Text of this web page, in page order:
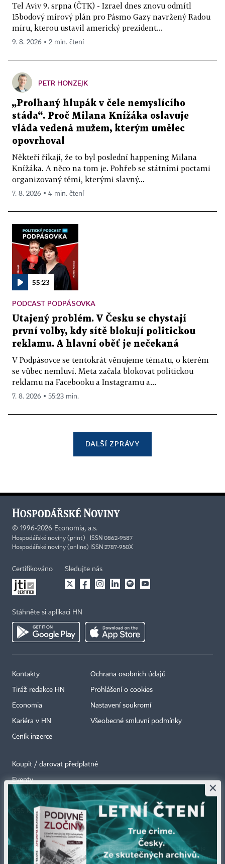
Tel Aviv 9. srpna (ČTK) - Izrael dnes znovu odmítl
15bodový mírový plán pro Pásmo Gazy navržený Radou
míru, kterou ustavil americký prezident...
9. 8. 2026 ▪ 2 min. čtení
PETR HONZEJK
„Prolhaný hlupák v čele nemyslícího
stáda“. Proč Milana Knížáka oslavuje
vláda vedená mužem, kterým umělec
opovrhoval
Někteří říkají, že to byl poslední happening Milana
Knížáka. A něco na tom je. Pohřeb se státními poctami
organizovaný těmi, kterými slavný...
7. 8. 2026 ▪ 4 min. čtení
55:23
PODCAST PODPÁSOVKA
Utajený problém. V Česku se chystají
první volby, kdy sítě blokují politickou
reklamu. A hlavní oběť je nečekaná
V Podpásovce se tentokrát věnujeme tématu, o kterém
se vůbec nemluví. Meta začala blokovat politickou
reklamu na Facebooku a Instagramu a...
7. 8. 2026 ▪ 55:23 min.
DALŠÍ ZPRÁVY
© 1996-2026 Economia, a.s.
Hospodářské noviny (print) ISSN 0862-9587
Hospodářské noviny (online) ISSN 2787-950X
Certifikováno Sledujte nás
Stáhněte si aplikaci HN
Kontakty
Tiráž redakce HN
Economia
Kariéra v HN
Ceník inzerce
Ochrana osobních údajů
Prohlášení o cookies
Nastavení soukromí
Všeobecné smluvní podmínky
Koupit / darovat předplatné
Eventy
Newslettery
RSS kanály
Autorská práva vykonává vydavatel. Bez písemného svolení vydavatele je
zakázáno jakékoli užití částí nebo celku díla, zejména rozmnožování a šíření
×